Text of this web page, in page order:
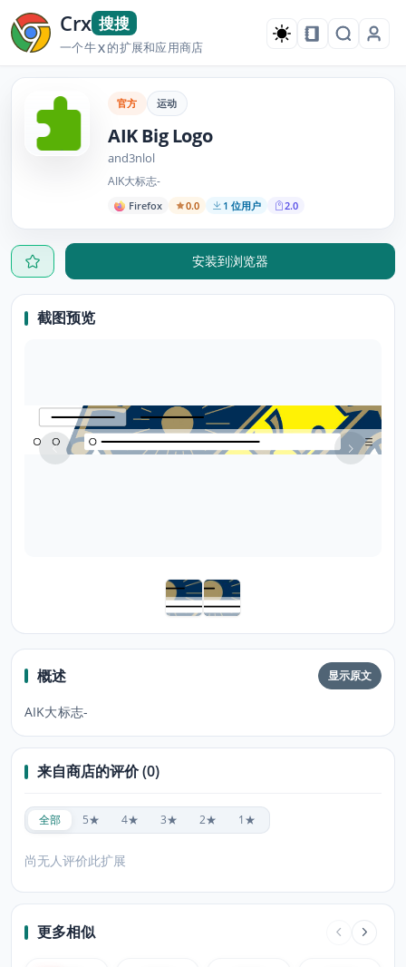
Crx 搜搜
一个牛X的扩展和应用商店
官方 运动
AIK Big Logo
and3nlol
AIK大标志-
Firefox 0.0 1 位用户 2.0
安装到浏览器
截图预览
概述 显示原文
AIK大标志-
来自商店的评价 (0)
全部 5★ 4★ 3★ 2★ 1★
尚无人评价此扩展
更多相似